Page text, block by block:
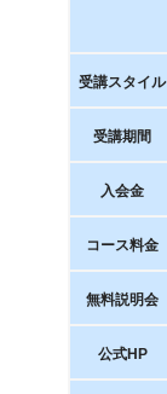
受講スタイル
受講期間
入会金
コース料金
無料説明会
公式HP